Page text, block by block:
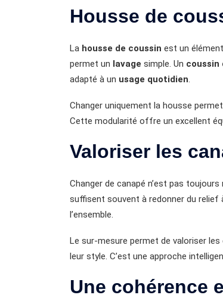
Housse de
La housse de coussin est un
permet un lavage simple. Un coussin
adapté à un usage quotidien.
Changer uniquement la housse
Cette modularité offre un excellent
Valoriser les
Changer de canapé n’est pas
suffisent souvent à redonner du relief
l’ensemble.
Le sur-mesure permet de valoriser
leur style. C’est une approche
Une cohérence